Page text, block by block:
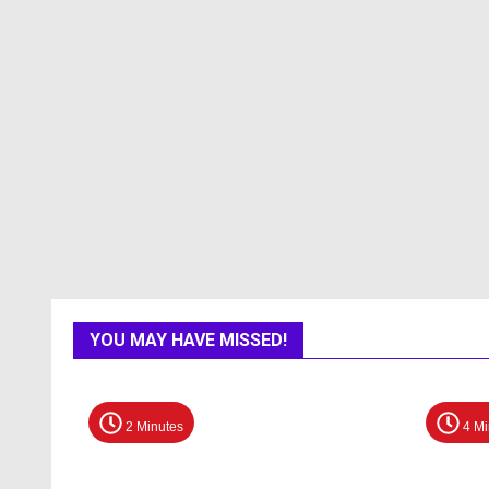
YOU MAY HAVE MISSED!
2 Minutes 4